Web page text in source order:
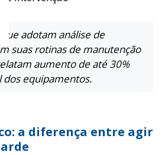
adotam análise de
suas rotinas de manutenção
aumento de até 30%
dos equipamentos.
a diferença entre agir